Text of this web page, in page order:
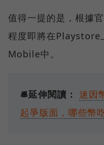
值得一提的是，根據
程度即將在Playstore
Mobile中。
🛎️延伸閱讀： 迷因
起爭版面，哪些幣